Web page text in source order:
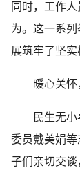
同时，工作
为。这一系
展筑牢了坚实
暖心关
民生无
委员戴美娟
子们亲切交